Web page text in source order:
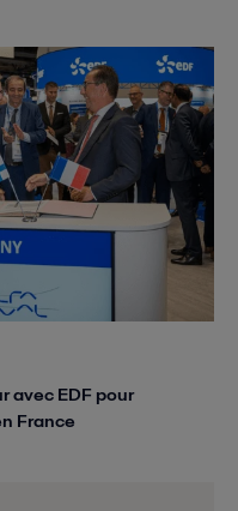
avec EDF pour
France